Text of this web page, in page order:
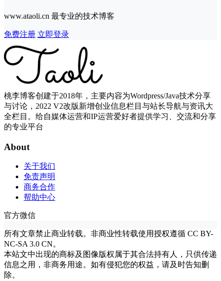
www.ataoli.cn 最专业的技术博客
免费注册 立即登录
桃李博客创建于2018年，主要内容为Wordpress/Java技术分享
与讨论，2022 V2改版新增创业信息栏目与站长导航与资讯大
全栏目。给自媒体运营和IP运营爱好者提供学习、交流和分享
的专业平台
About
关于我们
免责声明
商务合作
帮助中心
官方微信
所有文章禁止商业转载。非商业性转载使用授权遵循 CC BY-
NC-SA 3.0 CN。
本站文中出现的商标及图像版权属于其合法持有人，只供传递
信息之用，非商务用途。如有侵犯您的权益，请及时告知删
除。